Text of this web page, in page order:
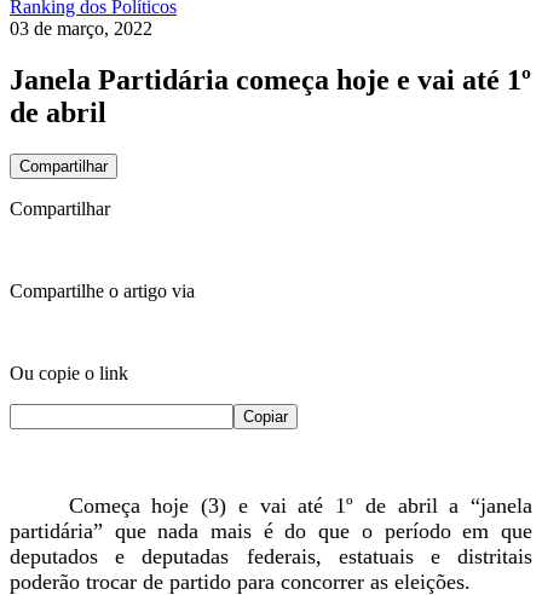
Ranking dos Políticos
03 de março, 2022
Janela Partidária começa hoje e vai até 1º
de abril
Compartilhar
Compartilhar
Compartilhe o artigo via
Ou copie o link
Copiar
Começa hoje (3) e vai até 1º de abril a “janela
partidária” que nada mais é do que o período em que
deputados e deputadas federais, estatuais e distritais
poderão trocar de partido para concorrer as eleições.